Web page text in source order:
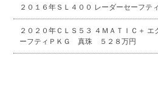
２０１６年ＳＬ４００ レーダーセーフ
２０２０年ＣＬＳ５３ ４ＭＡＴＩＣ＋
ーフティＰＫＧ 真珠 ５２８万円